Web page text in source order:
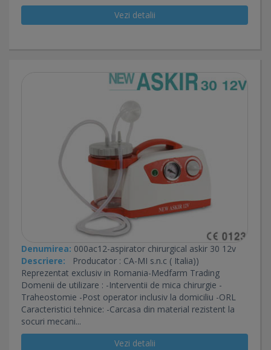
Vezi detalii
Denumirea: 000ac12-aspirator chirurgical askir 30 12v
Descriere: Producator : CA-MI s.n.c ( Italia))
Reprezentat exclusiv in Romania-Medfarm Trading
Domenii de utilizare : -Interventii de mica chirurgie -
Traheostomie -Post operator inclusiv la domiciliu -ORL
Caracteristici tehnice: -Carcasa din material rezistent la
socuri mecani...
Vezi detalii